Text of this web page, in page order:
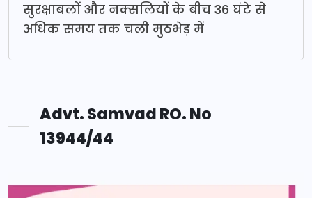
सुरक्षाबलों और नक्सलियों के बीच 36 घंटे से
अधिक समय तक चली मुठभेड़ में
Advt. Samvad RO. No
13944/44